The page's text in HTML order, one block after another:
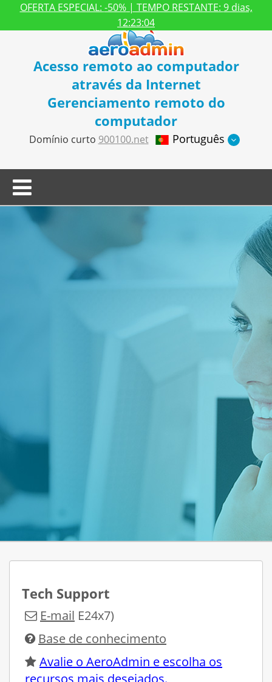
OFERTA ESPECIAL: -50%| TEMPO RESTANTE: 9 dias,
12:23:04
Acesso remoto ao computador
através da Internet
Gerenciamento remoto do
computador
Domínio curto 900100.net Português
Tech Support
E-mail E24x7)
Base de conhecimento
Avalie o AeroAdmin e escolha os
recursos mais desejados.